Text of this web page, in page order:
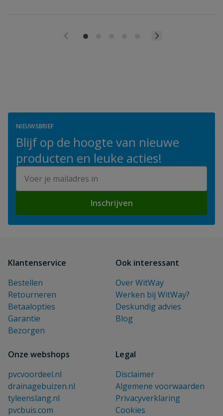
NIEUWSBRIEF
Blijf op de hoogte van nieuwe
producten en leuke acties!
Inschrijven
Klantenservice
Bestellen
Retourneren
Betaalopties
Garantie
Bezorgen
Ook interessant
Over WitWay
Werken bij WitWay?
Deskundig advies
Blog
Onze webshops
pvcvoordeel.nl
drainagebuizen.nl
tyleenslang.nl
pvcbuis.com
Legal
Disclaimer
Algemene voorwaarden
Privacyverklaring
Cookies